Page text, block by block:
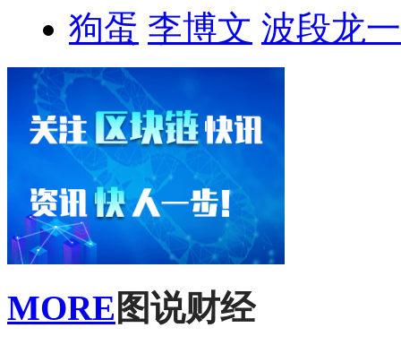
狗蛋 李博文 波段龙一
MORE 图说财经